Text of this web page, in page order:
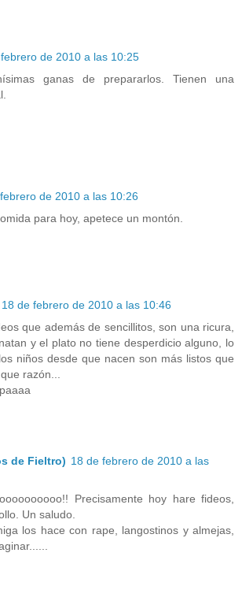
de 2010 a las 10:25
ganas de prepararlos. Tienen una
de 2010 a las 10:26
para hoy, apetece un montón.
18 de febrero de 2010 a las 10:46
que además de sencillitos, son una ricura,
y el plato no tiene desperdicio alguno, lo
niños desde que nacen son más listos que
razón...
de Fieltro) 18 de febrero de 2010 a las
Precisamente hoy hare fideos,
Un saludo.
los hace con rape, langostinos y almejas,